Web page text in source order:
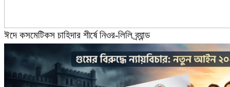
ঈদে কসমেটিকস চাহিদার শীর্ষে নিওর-লিলি ব্র্যান্ড